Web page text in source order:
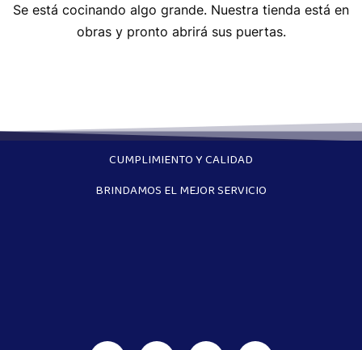
Se está cocinando algo grande. Nuestra tienda está en
obras y pronto abrirá sus puertas.
CUMPLIMIENTO Y CALIDAD
BRINDAMOS EL MEJOR SERVICIO